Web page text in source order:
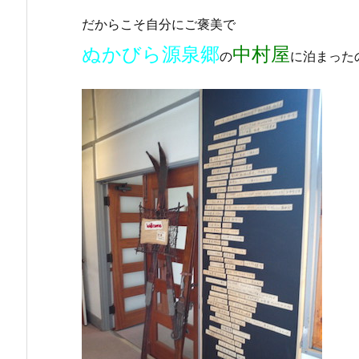
だからこそ自分にご褒美で
ぬかびら源泉郷の中村屋に泊まった